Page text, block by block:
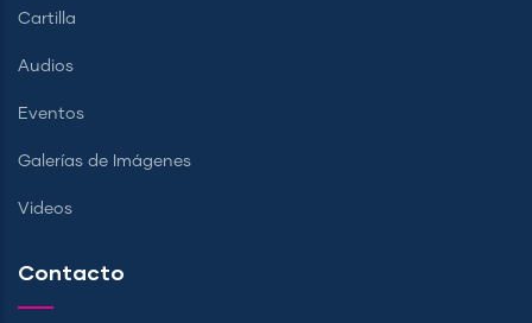
Cartilla
Audios
Eventos
Galerías de Imágenes
Videos
Contacto